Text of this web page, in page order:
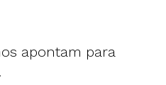
apontam para